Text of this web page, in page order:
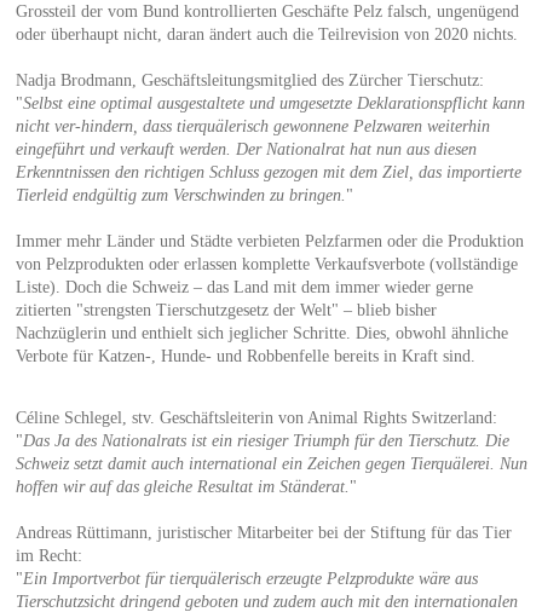
Grossteil der vom Bund kontrollierten Geschäfte Pelz falsch, ungenügend
oder überhaupt nicht, daran ändert auch die Teilrevision von 2020 nichts.
Nadja Brodmann, Geschäftsleitungsmitglied des Zürcher Tierschutz:
"Selbst eine optimal ausgestaltete und umgesetzte Deklarationspflicht kann
nicht ver-hindern, dass tierquälerisch gewonnene Pelzwaren weiterhin
eingeführt und verkauft werden. Der Nationalrat hat nun aus diesen
Erkenntnissen den richtigen Schluss gezogen mit dem Ziel, das importierte
Tierleid endgültig zum Verschwinden zu bringen. "
Immer mehr Länder und Städte verbieten Pelzfarmen oder die Produktion
von Pelzprodukten oder erlassen komplette Verkaufsverbote (vollständige
Liste). Doch die Schweiz – das Land mit dem immer wieder gerne
zitierten "strengsten Tierschutzgesetz der Welt" – blieb bisher
Nachzüglerin und enthielt sich jeglicher Schritte. Dies, obwohl ähnliche
Verbote für Katzen-, Hunde- und Robbenfelle bereits in Kraft sind.
Céline Schlegel, stv. Geschäftsleiterin von Animal Rights Switzerland:
"Das Ja des Nationalrats ist ein riesiger Triumph für den Tierschutz. Die
Schweiz setzt damit auch international ein Zeichen gegen Tierquälerei. Nun
hoffen wir auf das gleiche Resultat im Ständerat. "
Andreas Rüttimann, juristischer Mitarbeiter bei der Stiftung für das Tier
im Recht:
"Ein Importverbot für tierquälerisch erzeugte Pelzprodukte wäre aus
Tierschutzsicht dringend geboten und zudem auch mit den internationalen